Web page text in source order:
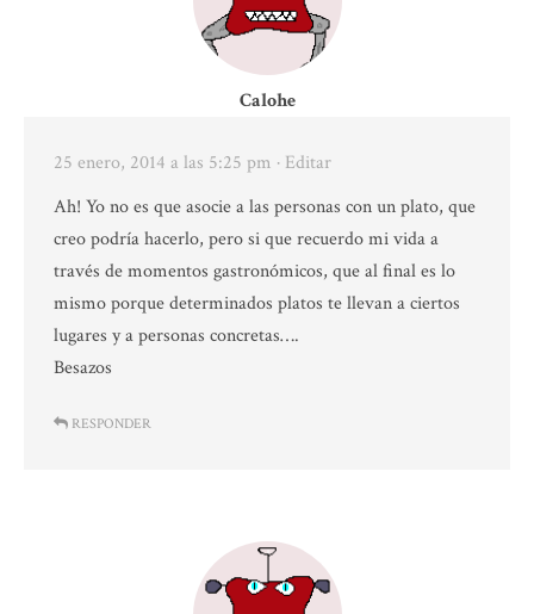
Calohe
25 enero, 2014 a las 5:25 pm · Editar
Ah! Yo no es que asocie a las personas con un plato, que
creo podría hacerlo, pero si que recuerdo mi vida a
través de momentos gastronómicos, que al final es lo
mismo porque determinados platos te llevan a ciertos
lugares y a personas concretas….
Besazos
RESPONDER